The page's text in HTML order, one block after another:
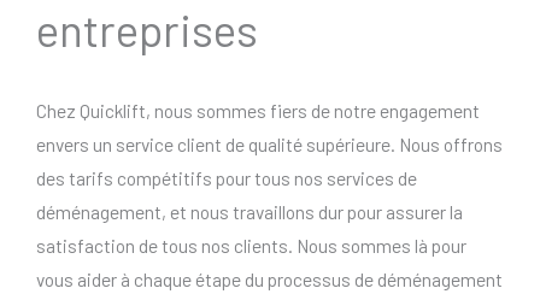
entreprises
Chez Quicklift, nous sommes fiers de notre engagement
envers un service client de qualité supérieure. Nous offrons
des tarifs compétitifs pour tous nos services de
déménagement, et nous travaillons dur pour assurer la
satisfaction de tous nos clients. Nous sommes là pour
vous aider à chaque étape du processus de déménagement